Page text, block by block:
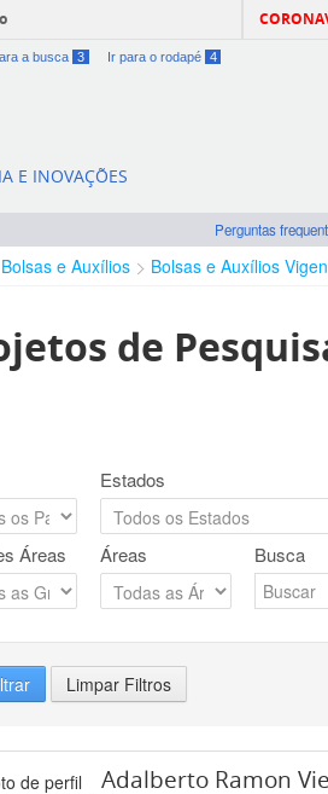
a busca 3 Ir para o rodapé 4
E INOVAÇÕES
Perguntas
Bolsas e Auxílios Bolsas e Auxílios
de
Estados
Áreas Áreas Busca
Limpar Filtros
Adalberto Ramon